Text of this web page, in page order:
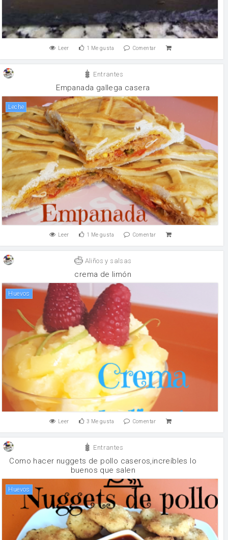
Leer 1 Me gusta Comentar
Entrantes
Empanada gallega casera
leche
Leer 1 Me gusta Comentar
Aliños y salsas
crema de limón
huevos
Leer 3 Me gusta Comentar
Entrantes
Como hacer nuggets de pollo caseros,increíbles lo
buenos que salen
huevos